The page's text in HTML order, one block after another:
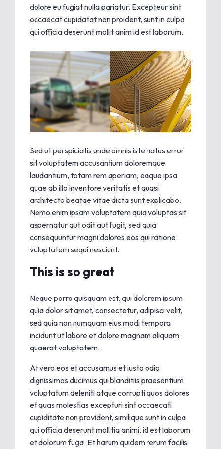
dolore eu fugiat nulla pariatur. Excepteur sint
occaecat cupidatat non proident, sunt in culpa
qui officia deserunt mollit anim id est laborum.
Sed ut perspiciatis unde omnis iste natus error
sit voluptatem accusantium doloremque
laudantium, totam rem aperiam, eaque ipsa
quae ab illo inventore veritatis et quasi
architecto beatae vitae dicta sunt explicabo.
Nemo enim ipsam voluptatem quia voluptas sit
aspernatur aut odit aut fugit, sed quia
consequuntur magni dolores eos qui ratione
voluptatem sequi nesciunt.
This is so great
Neque porro quisquam est, qui dolorem ipsum
quia dolor sit amet, consectetur, adipisci velit,
sed quia non numquam eius modi tempora
incidunt ut labore et dolore magnam aliquam
quaerat voluptatem.
At vero eos et accusamus et iusto odio
dignissimos ducimus qui blanditiis praesentium
voluptatum deleniti atque corrupti quos dolores
et quas molestias excepturi sint occaecati
cupiditate non provident, similique sunt in culpa
qui officia deserunt mollitia animi, id est laborum
et dolorum fuga. Et harum quidem rerum facilis